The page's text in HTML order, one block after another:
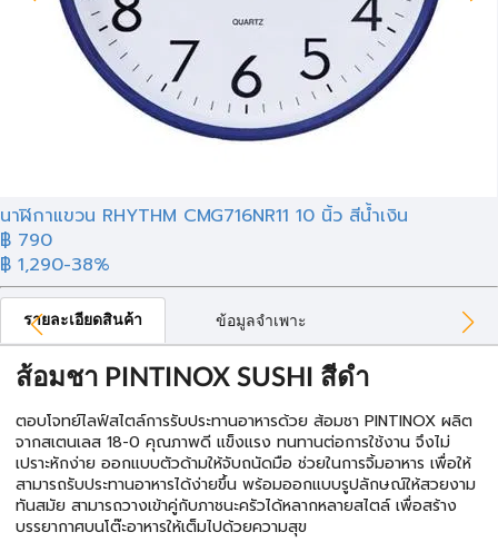
นาฬิกาแขวน RHYTHM CMG716NR11 10 นิ้ว สีน้ำเงิน
฿ 790
฿ 1,290-38%
รายละเอียดสินค้า ข้อมูลจำเพาะ
ส้อมชา PINTINOX SUSHI สีดำ
ตอบโจทย์ไลฟ์สไตล์การรับประทานอาหารด้วย ส้อมชา PINTINOX ผลิต
จากสเตนเลส 18-0 คุณภาพดี แข็งแรง ทนทานต่อการใช้งาน จึงไม่
เปราะหักง่าย ออกแบบตัวด้ามให้จับถนัดมือ ช่วยในการจิ้มอาหาร เพื่อให้
สามารถรับประทานอาหารได้ง่ายขึ้น พร้อมออกแบบรูปลักษณ์ให้สวยงาม
ทันสมัย สามารถวางเข้าคู่กับภาชนะครัวได้หลากหลายสไตล์ เพื่อสร้าง
บรรยากาศบนโต๊ะอาหารให้เต็มไปด้วยความสุข